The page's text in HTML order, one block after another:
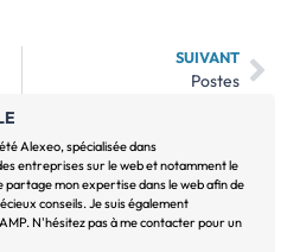
SUIVANT
Postes
Alexeo, spécialisée dans
entreprises sur le web et notamment le
partage mon expertise dans le web afin de
conseils. Je suis également
N'hésitez pas à me contacter pour un